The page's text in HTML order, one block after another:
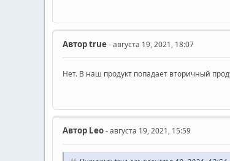
Авторtrue- августа 19, 2021, 18:07
Нет. В наш продукт попадает вторичный
Автор Leo- августа 19, 2021, 15:59